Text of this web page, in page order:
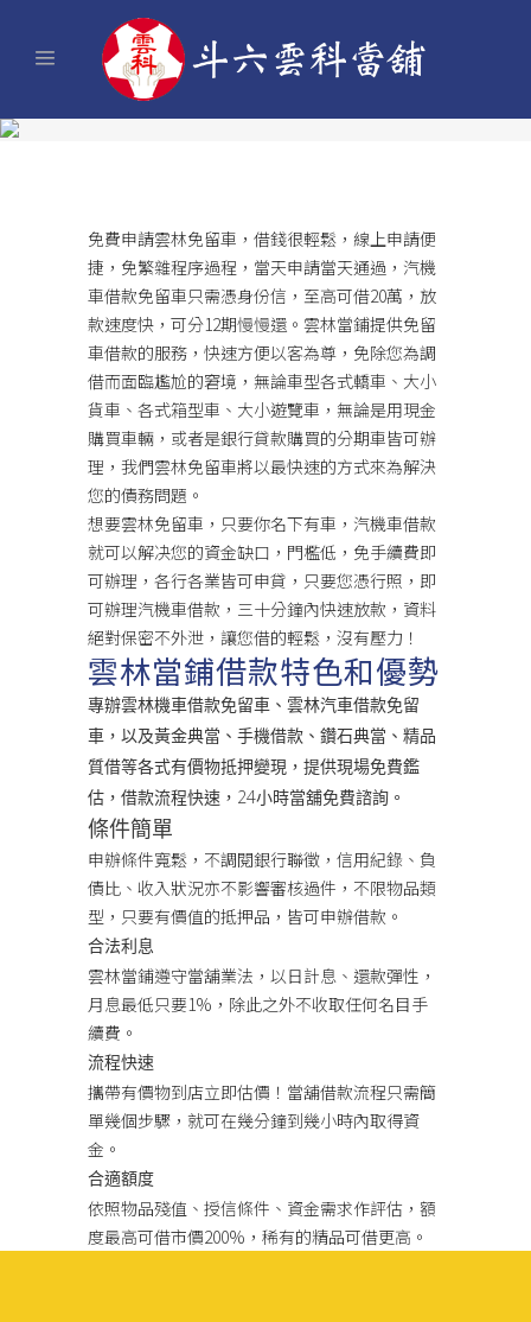
免費申請雲林免留車 ，借錢很輕鬆，線上申請便
捷，免繁雜程序過程，當天申請當天通過，汽機
車借款免留車只需憑身份信，至高可借20萬，放
款速度快，可分12期慢慢還。雲林當鋪提供免留
車借款的服務，快速方便以客為尊，免除您為調
借而面臨尷尬的窘境，無論車型各式轎車、大小
貨車、各式箱型車、大小遊覽車，無論是用現金
購買車輛，或者是銀行貸款購買的分期車皆可辦
理，我們雲林免留車將以最快速的方式來為解決
您的債務問題。
想要雲林免留車，只要你名下有車，汽機車借款
就可以解决您的資金缺口，門檻低，免手續費即
可辦理，各行各業皆可申貸，只要您憑行照，即
可辦理汽機車借款，三十分鐘內快速放款，資料
絕對保密不外泄，讓您借的輕鬆，沒有壓力！
雲林當鋪借款特色和優勢
專辦雲林機車借款免留車、雲林汽車借款免留
車，以及黃金典當、手機借款、鑽石典當、精品
質借等各式有價物抵押變現，提供現場免費鑑
估，借款流程快速，24小時當舖免費諮詢。
條件簡單
申辦條件寬鬆，不調閱銀行聯徵，信用紀錄、負
債比、收入狀況亦不影響審核過件，不限物品類
型，只要有價值的抵押品，皆可申辦借款。
合法利息
雲林當鋪遵守當舖業法，以日計息、還款彈性，
月息最低只要1%，除此之外不收取任何名目手
續費。
流程快速
攜帶有價物到店立即估價！當舖借款流程只需簡
單幾個步驟，就可在幾分鐘到幾小時內取得資
金。
合適額度
依照物品殘值、授信條件、資金需求作評估，額
度最高可借市價200%，稀有的精品可借更高。